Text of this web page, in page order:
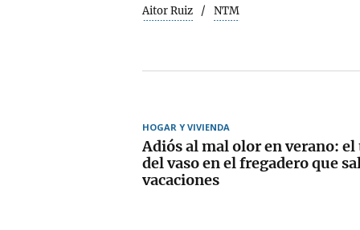
Aitor Ruiz NTM
HOGAR Y VIVIENDA
Adiós al mal olor en verano: el
del vaso en el fregadero que
vacaciones